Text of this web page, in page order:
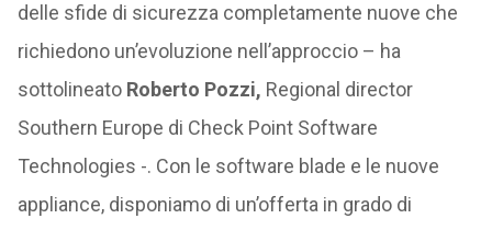
delle sfide di sicurezza completamente nuove che
richiedono un’evoluzione nell’approccio – ha
sottolineato Roberto Pozzi, Regional director
Southern Europe di Check Point Software
Technologies -. Con le software blade e le nuove
appliance, disponiamo di un’offerta in grado di